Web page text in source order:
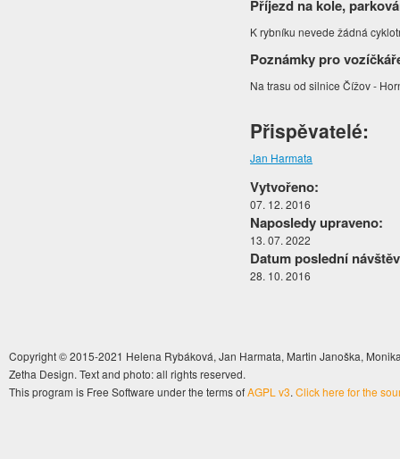
Příjezd na kole,
K rybníku nevede žádná
Poznámky pro
Na trasu od silnice Čížov -
Přispěvatelé:
Jan Harmata
Vytvořeno:
07. 12. 2016
Naposledy upraveno:
13. 07. 2022
Datum poslední
28. 10. 2016
Copyright © 2015-2021 Helena Rybáková, Jan Harmata, Martin Janoška,
Zetha Design. Text and photo: all rights reserved.
This program is Free Software under the terms ofAGPL v3. Click here for the